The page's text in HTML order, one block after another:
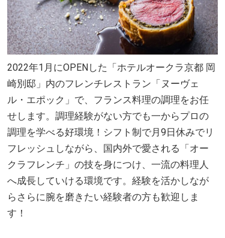
2022年1月にOPENした「ホテルオークラ京都 岡
崎別邸」内のフレンチレストラン「ヌーヴェ
ル・エポック」で、フランス料理の調理をお任
せします。調理経験がない方でも一からプロの
調理を学べる好環境！シフト制で月9日休みでリ
フレッシュしながら、国内外で愛される「オー
クラフレンチ」の技を身につけ、一流の料理人
へ成長していける環境です。経験を活かしなが
らさらに腕を磨きたい経験者の方も歓迎しま
す！